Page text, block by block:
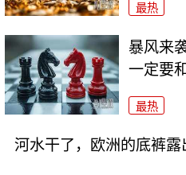
最热
暴风来
一定要
最热
河水干了，欧洲的底裤露